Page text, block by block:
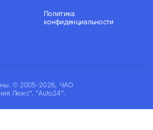
© 2005-2026, ЧАО
Люкс". "Auto24".
Политика
конфиденциальности